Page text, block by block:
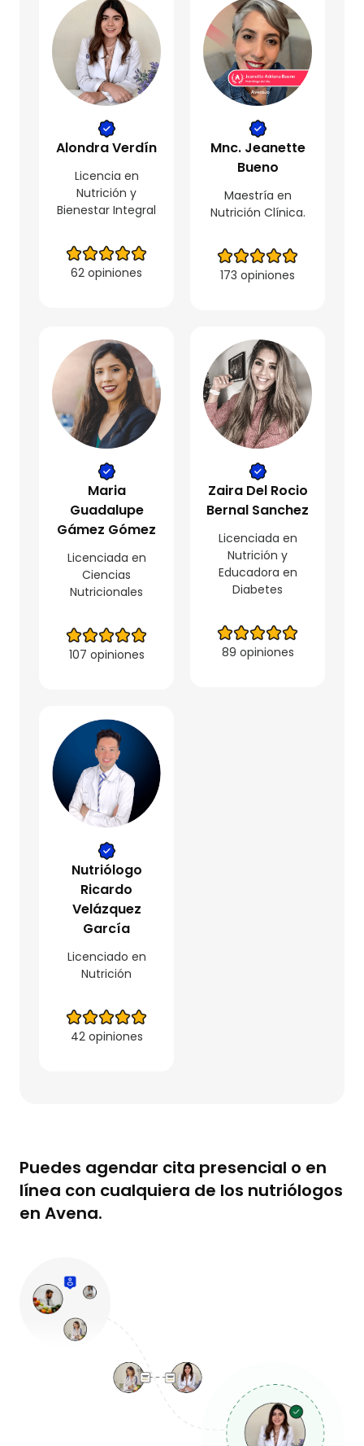
Alondra Verdín
Licencia en
Nutrición y
Bienestar Integral
62 opiniones
Mnc. Jeanette
Bueno
Maestría en
Nutrición Clínica.
173 opiniones
Maria
Guadalupe
Gámez Gómez
Licenciada en
Ciencias
Nutricionales
107 opiniones
Zaira Del Rocio
Bernal Sanchez
Licenciada en
Nutrición y
Educadora en
Diabetes
89 opiniones
Nutriólogo
Ricardo
Velázquez
García
Licenciado en
Nutrición
42 opiniones
Puedes agendar cita presencial o en
línea con cualquiera de los nutriólogos
en Avena.